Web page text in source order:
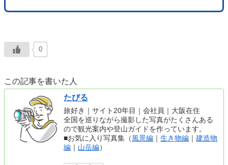
0
この記事を書いた人
たびる
旅好き｜サイト20年目｜会社員｜大阪在住
全国を巡りながら撮影した写真がたくさんある
ので観光案内や登山ガイドを作っています。
■お気に入り写真集（ 風景編 ｜生き物編 ｜建造物
編 ｜ 山岳編）